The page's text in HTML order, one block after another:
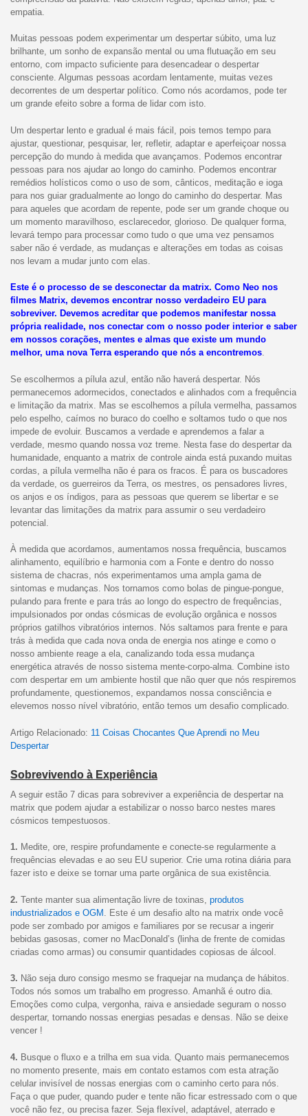
empatia.
Muitas pessoas podem experimentar um despertar súbito, uma luz
brilhante, um sonho de expansão mental ou uma flutuação em seu
entorno, com impacto suficiente para desencadear o despertar
consciente. Algumas pessoas acordam lentamente, muitas vezes
decorrentes de um despertar político. Como nós acordamos, pode ter
um grande efeito sobre a forma de lidar com isto.
Um despertar lento e gradual é mais fácil, pois temos tempo para
ajustar, questionar, pesquisar, ler, refletir, adaptar e aperfeiçoar nossa
percepção do mundo à medida que avançamos. Podemos encontrar
pessoas para nos ajudar ao longo do caminho. Podemos encontrar
remédios holísticos como o uso de som, cânticos, meditação e ioga
para nos guiar gradualmente ao longo do caminho do despertar. Mas
para aqueles que acordam de repente, pode ser um grande choque ou
um momento maravilhoso, esclarecedor, glorioso. De qualquer forma,
levará tempo para processar como tudo o que uma vez pensamos
saber não é verdade, as mudanças e alterações em todas as coisas
nos levam a mudar junto com elas.
Este é o processo de se desconectar da matrix. Como Neo nos
filmes Matrix, devemos encontrar nosso verdadeiro EU para
sobreviver. Devemos acreditar que podemos manifestar nossa
própria realidade, nos conectar com o nosso poder interior e saber
em nossos corações, mentes e almas que existe um mundo
melhor, uma nova Terra esperando que nós a encontremos.
Se escolhermos a pílula azul, então não haverá despertar. Nós
permanecemos adormecidos, conectados e alinhados com a frequência
e limitação da matrix. Mas se escolhemos a pílula vermelha, passamos
pelo espelho, caímos no buraco do coelho e soltamos tudo o que nos
impede de evoluir. Buscamos a verdade e aprendemos a falar a
verdade, mesmo quando nossa voz treme. Nesta fase do despertar da
humanidade, enquanto a matrix de controle ainda está puxando muitas
cordas, a pílula vermelha não é para os fracos. É para os buscadores
da verdade, os guerreiros da Terra, os mestres, os pensadores livres,
os anjos e os índigos, para as pessoas que querem se libertar e se
levantar das limitações da matrix para assumir o seu verdadeiro
potencial.
À medida que acordamos, aumentamos nossa frequência, buscamos
alinhamento, equilíbrio e harmonia com a Fonte e dentro do nosso
sistema de chacras, nós experimentamos uma ampla gama de
sintomas e mudanças. Nos tornamos como bolas de pingue-pongue,
pulando para frente e para trás ao longo do espectro de frequências,
impulsionados por ondas cósmicas de evolução orgânica e nossos
próprios gatilhos vibratórios internos. Nós saltamos para frente e para
trás à medida que cada nova onda de energia nos atinge e como o
nosso ambiente reage a ela, canalizando toda essa mudança
energética através de nosso sistema mente-corpo-alma. Combine isto
com despertar em um ambiente hostil que não quer que nós respiremos
profundamente, questionemos, expandamos nossa consciência e
elevemos nosso nível vibratório, então temos um desafio complicado.
Artigo Relacionado: 11 Coisas Chocantes Que Aprendi no Meu
Despertar
Sobrevivendo à Experiência
A seguir estão 7 dicas para sobreviver a experiência de despertar na
matrix que podem ajudar a estabilizar o nosso barco nestes mares
cósmicos tempestuosos.
1. Medite, ore, respire profundamente e conecte-se regularmente a
frequências elevadas e ao seu EU superior. Crie uma rotina diária para
fazer isto e deixe se tornar uma parte orgânica de sua existência.
2. Tente manter sua alimentação livre de toxinas, produtos
industrializados e OGM
. Este é um desafio alto na matrix onde você
pode ser zombado por amigos e familiares por se recusar a ingerir
bebidas gasosas, comer no MacDonald’s (linha de frente de comidas
criadas como armas) ou consumir quantidades copiosas de álcool.
3. Não seja duro consigo mesmo se fraquejar na mudança de hábitos.
Todos nós somos um trabalho em progresso. Amanhã é outro dia.
Emoções como culpa, vergonha, raiva e ansiedade seguram o nosso
despertar, tornando nossas energias pesadas e densas. Não se deixe
vencer !
4. Busque o fluxo e a trilha em sua vida. Quanto mais permanecemos
no momento presente, mais em contato estamos com esta atração
celular invisível de nossas energias com o caminho certo para nós.
Faça o que puder, quando puder e tente não ficar estressado com o que
você não fez, ou precisa fazer. Seja flexível, adaptável, aterrado e